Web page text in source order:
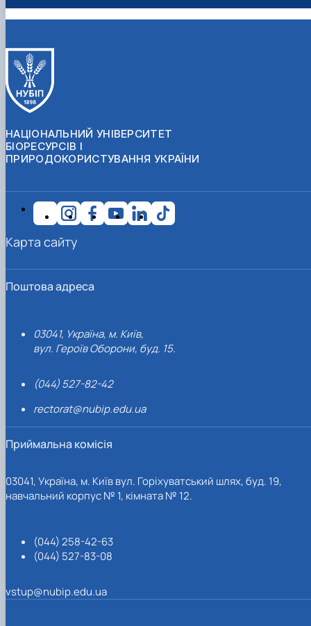
НАЦІОНАЛЬНИЙ УНІВЕРСИТЕТ
БІОРЕСУРСІВ І
ПРИРОДОКОРИСТУВАННЯ УКРАЇНИ
Поштова адреса
03041, Україна, м. Київ,
вул. Героїв Оборони, буд. 15.
(044) 527-82-42
rectorat@nubip.edu.ua
Приймальна комісія
03041, Україна, м. Київ вул. Горіхуватський шлях, буд. 19,
навчальний корпус № 1, кімната № 12.
(044) 258-42-63
(044) 527-83-08
vstup@nubip.edu.ua
Карта сайту